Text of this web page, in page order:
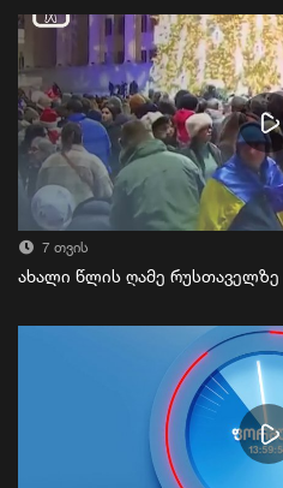
7 თვის
ახალი წლის ღამე რუსთაველზე